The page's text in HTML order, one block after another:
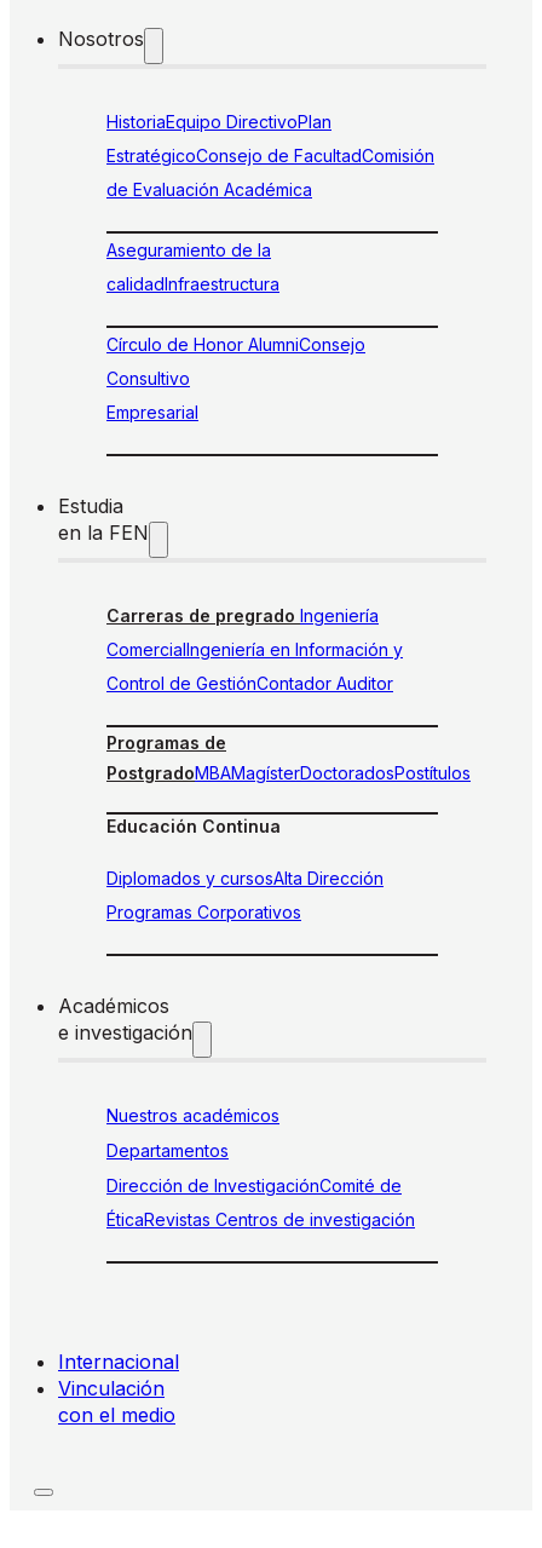
Nosotros
HistoriaEquipo DirectivoPlan
EstratégicoConsejo de FacultadComisión
de Evaluación Académica
Aseguramiento de la
calidadInfraestructura
Círculo de Honor AlumniConsejo
Consultivo
Empresarial
Estudia
en la FEN
Carreras de pregrado Ingeniería
ComercialIngeniería en Información y
Control de GestiónContador Auditor
Programas de
PostgradoMBAMagísterDoctoradosPostítulos
Educación Continua
Diplomados y cursosAlta Dirección
Programas Corporativos
Académicos
e investigación
Nuestros académicos
Departamentos
Dirección de InvestigaciónComité de
ÉticaRevistas Centros de investigación
Internacional
Vinculación
con el medio